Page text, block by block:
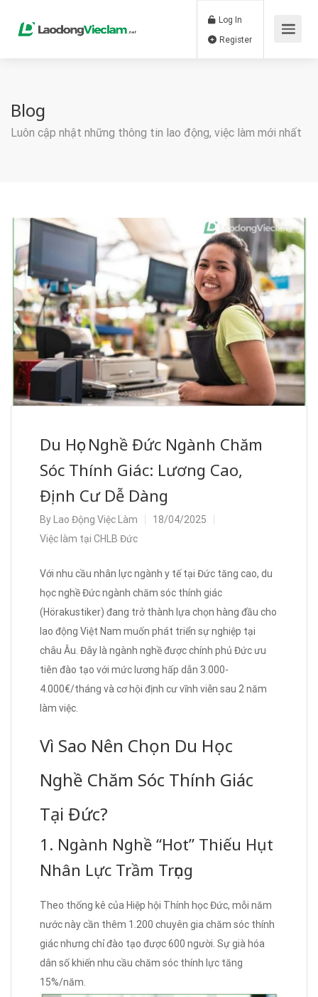
Log In
Blog
Luôn cập nhật những thông tin lao động, việc làm mới nhất
Du Học Nghề Đức Ngành Chăm
Sóc Thính Giác: Lương Cao,
Định Cư Dễ Dàng
By Lao Động Việc Làm
18/04/2025
Việc làm tại CHLB Đức
Với nhu cầu nhân lực ngành y tế tại Đức tăng cao, du
học nghề Đức ngành chăm sóc thính giác
(Hörakustiker) đang trở thành lựa chọn hàng đầu cho
lao động Việt Nam muốn phát triển sự nghiệp tại
châu Âu. Đây là ngành nghề được chính phủ Đức ưu
tiên đào tạo với mức lương hấp dẫn 3.000-
4.000€/tháng và cơ hội định cư vĩnh viễn sau 2 năm
làm việc.
Vì Sao Nên Chọn Du Học
Nghề Chăm Sóc Thính Giác
Tại Đức?
1. Ngành Nghề “Hot” Thiếu Hụt
Nhân Lực Trầm Trọng
Theo thống kê của Hiệp hội Thính học Đức, mỗi năm
nước này cần thêm 1.200 chuyên gia chăm sóc thính
giác nhưng chỉ đào tạo được 600 người. Sự già hóa
dân số khiến nhu cầu chăm sóc thính lực tăng
15%/năm.